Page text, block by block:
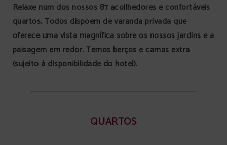
Relaxe num dos nossos 87 acollhedores e confortáveis
quartos. Todos dispõem de varanda privada que
oferece uma vista magnífica sobre os nossos jardins e a
paisagem em redor. Temos berços e camas extra
(sujeito à disponibilidade do hotel).
QUARTOS